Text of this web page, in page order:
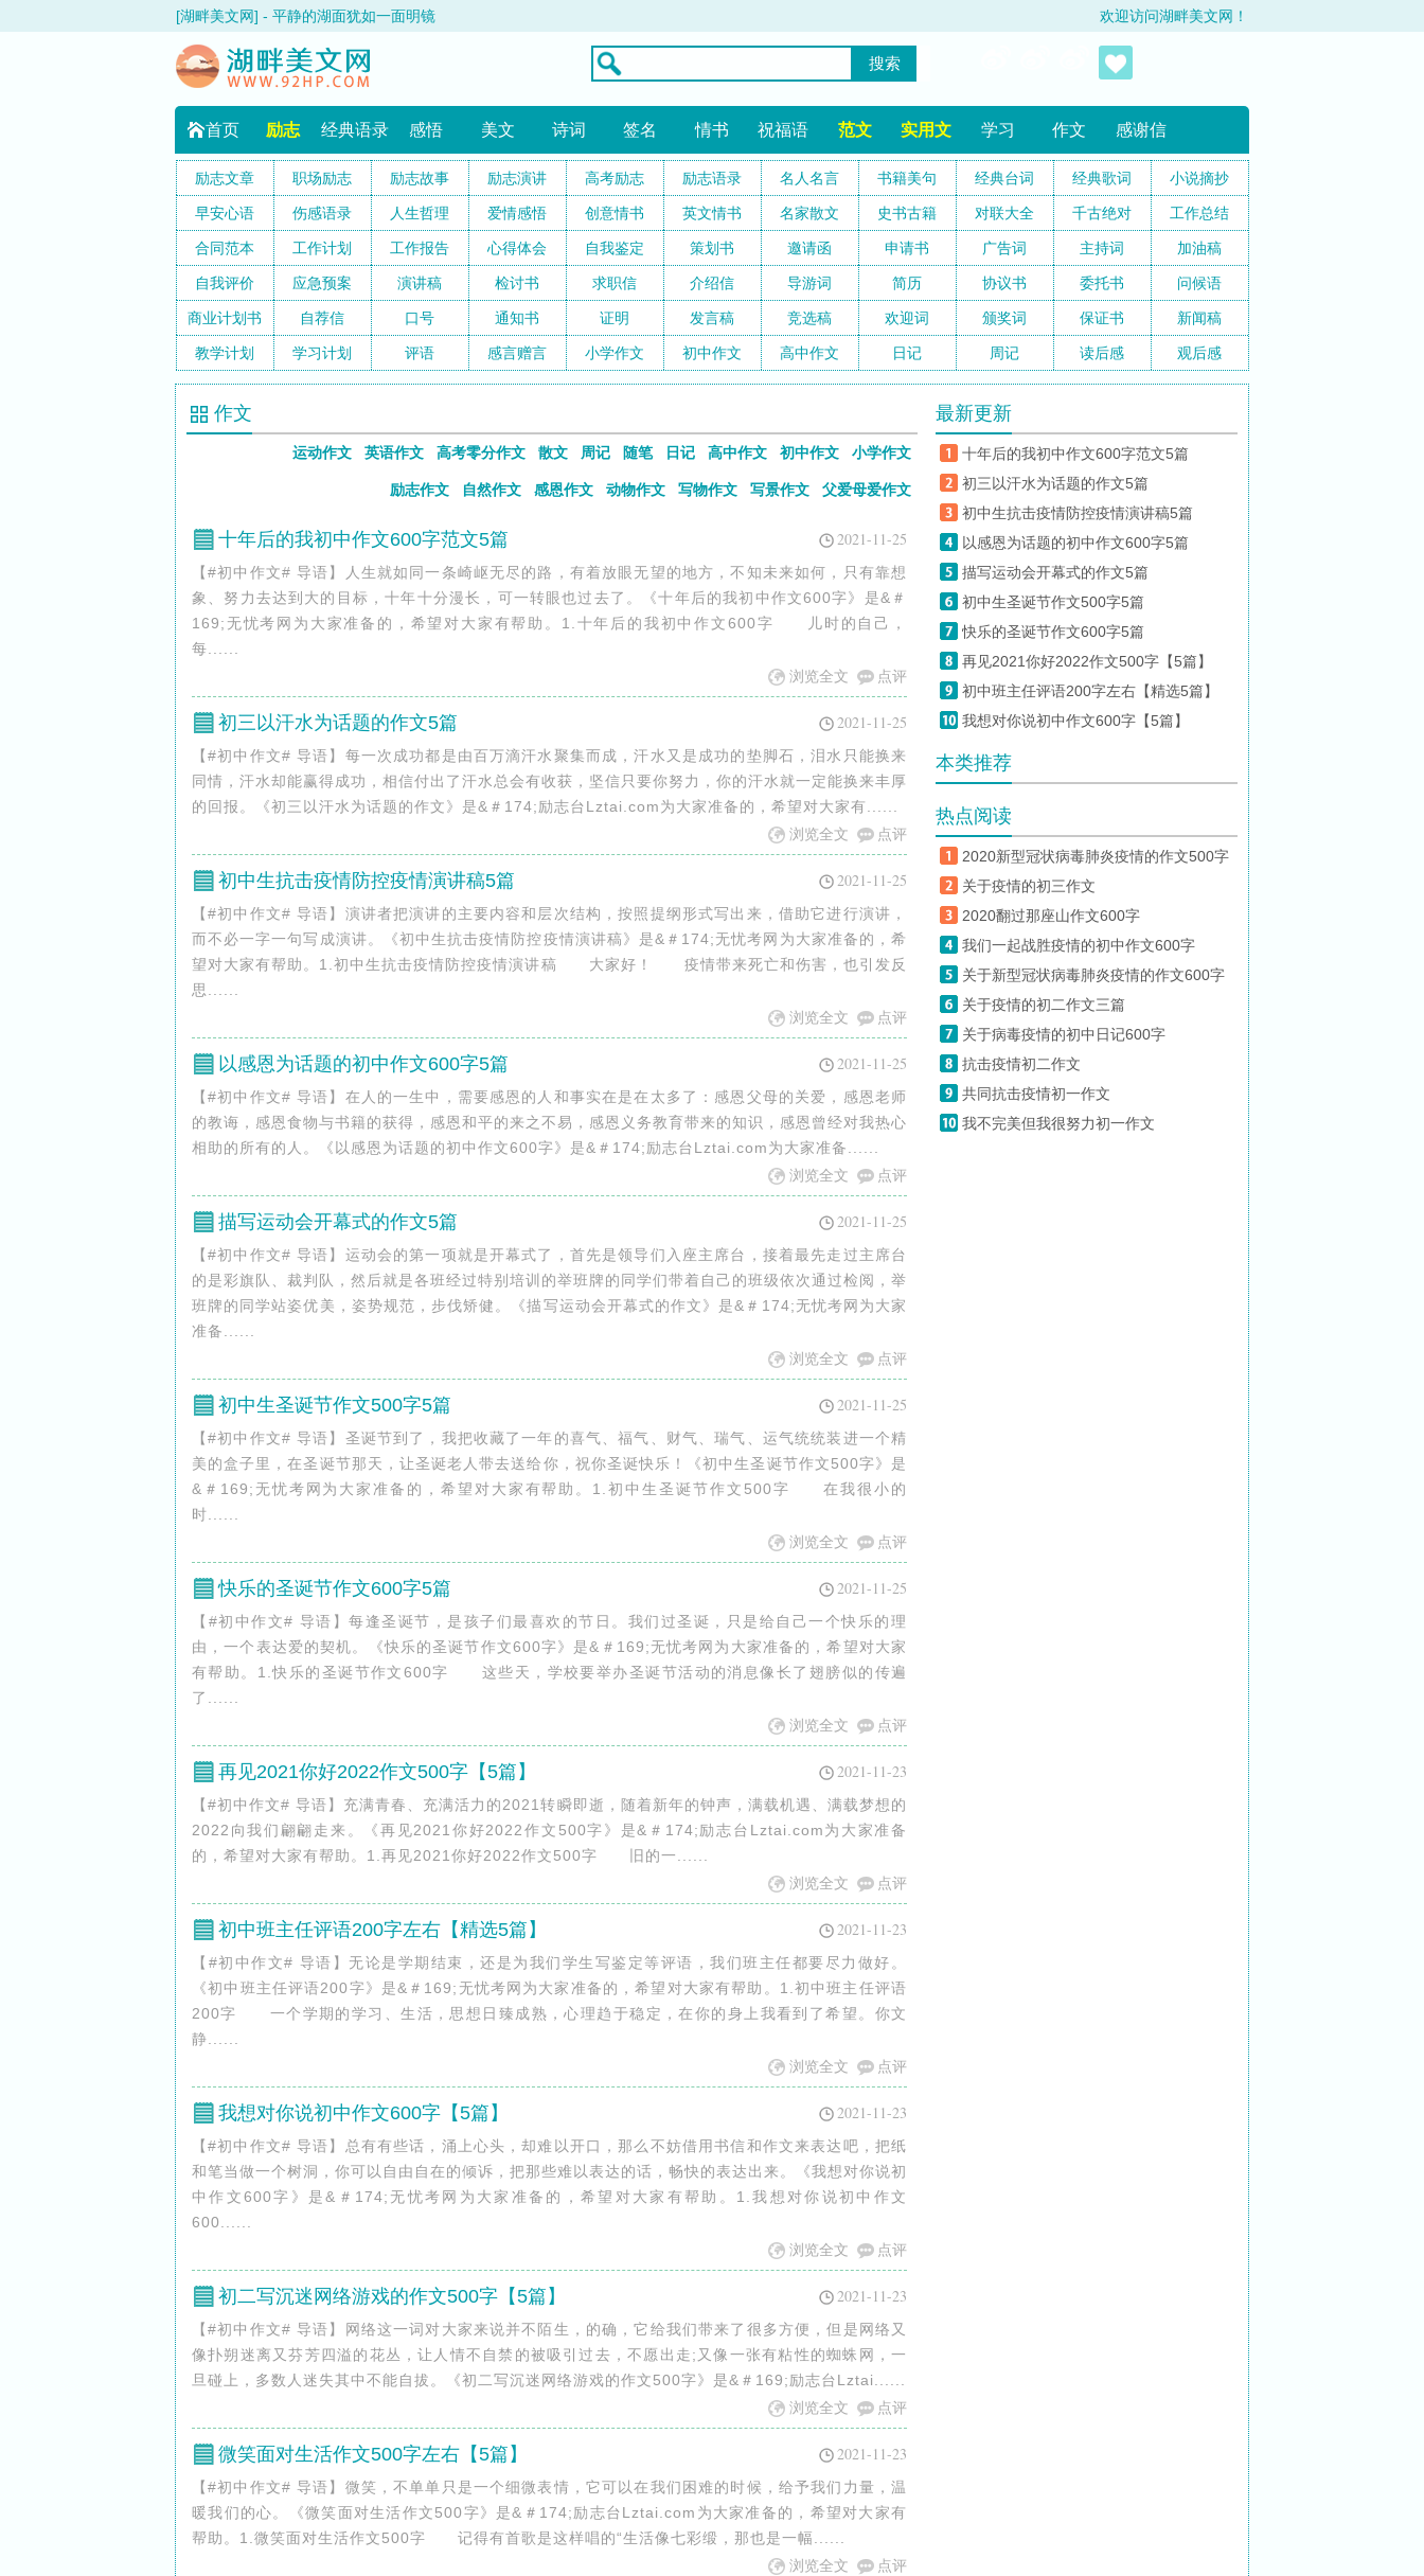
[湖畔美文网] - 平静的湖面犹如一面明镜 欢迎访问湖畔美文网！
搜索
首页 励志 经典语录 感悟 美文 诗词 签名 情书 祝福语 范文 实用文 学习 作文 感谢信
励志文章 职场励志 励志故事 励志演讲 高考励志 励志语录 名人名言 书籍美句 经典台词 经典歌词 小说摘抄
早安心语 伤感语录 人生哲理 爱情感悟 创意情书 英文情书 名家散文 史书古籍 对联大全 千古绝对 工作总结
合同范本 工作计划 工作报告 心得体会 自我鉴定 策划书 邀请函 申请书 广告词 主持词 加油稿
自我评价 应急预案 演讲稿 检讨书 求职信 介绍信 导游词 简历 协议书 委托书 问候语
商业计划书 自荐信 口号 通知书 证明 发言稿 竞选稿 欢迎词 颁奖词 保证书 新闻稿
教学计划 学习计划 评语 感言赠言 小学作文 初中作文 高中作文 日记 周记 读后感 观后感
作文
小学作文
初中作文
高中作文
日记
随笔
周记
散文
高考零分作文
英语作文
运动作文
父爱母爱作文
写景作文
写物作文
动物作文
感恩作文
自然作文
励志作文
十年后的我初中作文600字范文5篇 2021-11-25
【#初中作文# 导语】人生就如同一条崎岖无尽的路，有着放眼无望的地方，不知未来如何，只有靠想
象、努力去达到大的目标，十年十分漫长，可一转眼也过去了。《十年后的我初中作文600字》是&＃
169;无忧考网为大家准备的，希望对大家有帮助。1.十年后的我初中作文600字 儿时的自己，
每......
浏览全文 点评
初三以汗水为话题的作文5篇 2021-11-25
【#初中作文# 导语】每一次成功都是由百万滴汗水聚集而成，汗水又是成功的垫脚石，泪水只能换来
同情，汗水却能赢得成功，相信付出了汗水总会有收获，坚信只要你努力，你的汗水就一定能换来丰厚
的回报。《初三以汗水为话题的作文》是&＃174;励志台Lztai.com为大家准备的，希望对大家有......
浏览全文 点评
初中生抗击疫情防控疫情演讲稿5篇 2021-11-25
【#初中作文# 导语】演讲者把演讲的主要内容和层次结构，按照提纲形式写出来，借助它进行演讲，
而不必一字一句写成演讲。《初中生抗击疫情防控疫情演讲稿》是&＃174;无忧考网为大家准备的，希
望对大家有帮助。1.初中生抗击疫情防控疫情演讲稿 大家好！ 疫情带来死亡和伤害，也引发反
思......
浏览全文 点评
以感恩为话题的初中作文600字5篇 2021-11-25
【#初中作文# 导语】在人的一生中，需要感恩的人和事实在是在太多了：感恩父母的关爱，感恩老师
的教诲，感恩食物与书籍的获得，感恩和平的来之不易，感恩义务教育带来的知识，感恩曾经对我热心
相助的所有的人。《以感恩为话题的初中作文600字》是&＃174;励志台Lztai.com为大家准备......
浏览全文 点评
描写运动会开幕式的作文5篇 2021-11-25
【#初中作文# 导语】运动会的第一项就是开幕式了，首先是领导们入座主席台，接着最先走过主席台
的是彩旗队、裁判队，然后就是各班经过特别培训的举班牌的同学们带着自己的班级依次通过检阅，举
班牌的同学站姿优美，姿势规范，步伐矫健。《描写运动会开幕式的作文》是&＃174;无忧考网为大家
准备......
浏览全文 点评
初中生圣诞节作文500字5篇 2021-11-25
【#初中作文# 导语】圣诞节到了，我把收藏了一年的喜气、福气、财气、瑞气、运气统统装进一个精
美的盒子里，在圣诞节那天，让圣诞老人带去送给你，祝你圣诞快乐！《初中生圣诞节作文500字》是
&＃169;无忧考网为大家准备的，希望对大家有帮助。1.初中生圣诞节作文500字 在我很小的
时......
浏览全文 点评
快乐的圣诞节作文600字5篇 2021-11-25
【#初中作文# 导语】每逢圣诞节，是孩子们最喜欢的节日。我们过圣诞，只是给自己一个快乐的理
由，一个表达爱的契机。《快乐的圣诞节作文600字》是&＃169;无忧考网为大家准备的，希望对大家
有帮助。1.快乐的圣诞节作文600字 这些天，学校要举办圣诞节活动的消息像长了翅膀似的传遍
了......
浏览全文 点评
再见2021你好2022作文500字【5篇】 2021-11-23
【#初中作文# 导语】充满青春、充满活力的2021转瞬即逝，随着新年的钟声，满载机遇、满载梦想的
2022向我们翩翩走来。《再见2021你好2022作文500字》是&＃174;励志台Lztai.com为大家准备
的，希望对大家有帮助。1.再见2021你好2022作文500字 旧的一......
浏览全文 点评
初中班主任评语200字左右【精选5篇】 2021-11-23
【#初中作文# 导语】无论是学期结束，还是为我们学生写鉴定等评语，我们班主任都要尽力做好。
《初中班主任评语200字》是&＃169;无忧考网为大家准备的，希望对大家有帮助。1.初中班主任评语
200字 一个学期的学习、生活，思想日臻成熟，心理趋于稳定，在你的身上我看到了希望。你文
静......
浏览全文 点评
我想对你说初中作文600字【5篇】 2021-11-23
【#初中作文# 导语】总有有些话，涌上心头，却难以开口，那么不妨借用书信和作文来表达吧，把纸
和笔当做一个树洞，你可以自由自在的倾诉，把那些难以表达的话，畅快的表达出来。《我想对你说初
中作文600字》是&＃174;无忧考网为大家准备的，希望对大家有帮助。1.我想对你说初中作文
600......
浏览全文 点评
初二写沉迷网络游戏的作文500字【5篇】 2021-11-23
【#初中作文# 导语】网络这一词对大家来说并不陌生，的确，它给我们带来了很多方便，但是网络又
像扑朔迷离又芬芳四溢的花丛，让人情不自禁的被吸引过去，不愿出走;又像一张有粘性的蜘蛛网，一
旦碰上，多数人迷失其中不能自拔。《初二写沉迷网络游戏的作文500字》是&＃169;励志台Lztai......
浏览全文 点评
微笑面对生活作文500字左右【5篇】 2021-11-23
【#初中作文# 导语】微笑，不单单只是一个细微表情，它可以在我们困难的时候，给予我们力量，温
暖我们的心。《微笑面对生活作文500字》是&＃174;励志台Lztai.com为大家准备的，希望对大家有
帮助。1.微笑面对生活作文500字 记得有首歌是这样唱的“生活像七彩缎，那也是一幅......
浏览全文 点评
最新更新
十年后的我初中作文600字范文5篇
初三以汗水为话题的作文5篇
初中生抗击疫情防控疫情演讲稿5篇
以感恩为话题的初中作文600字5篇
描写运动会开幕式的作文5篇
初中生圣诞节作文500字5篇
快乐的圣诞节作文600字5篇
再见2021你好2022作文500字【5篇】
初中班主任评语200字左右【精选5篇】
我想对你说初中作文600字【5篇】
本类推荐
热点阅读
2020新型冠状病毒肺炎疫情的作文500字
关于疫情的初三作文
2020翻过那座山作文600字
我们一起战胜疫情的初中作文600字
关于新型冠状病毒肺炎疫情的作文600字
关于疫情的初二作文三篇
关于病毒疫情的初中日记600字
抗击疫情初二作文
共同抗击疫情初一作文
我不完美但我很努力初一作文